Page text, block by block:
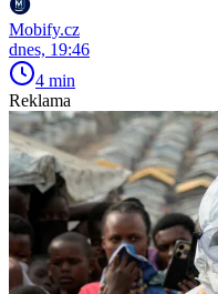
Mobify.cz
dnes, 19:46
4 min
Reklama